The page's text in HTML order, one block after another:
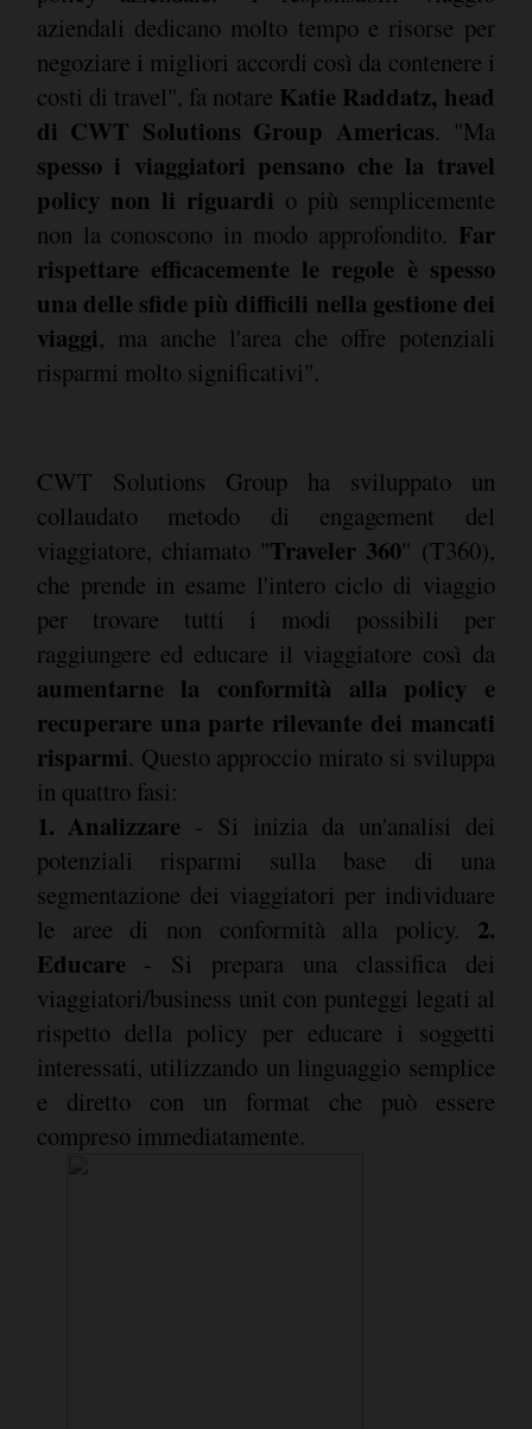
aziendali dedicano molto tempo e risorse per
negoziare i migliori accordi così da contenere i
costi di travel", fa notare Katie Raddatz, head
di CWT Solutions Group Americas. "Ma
spesso i viaggiatori pensano che la travel
policy non li riguardi o più semplicemente
non la conoscono in modo approfondito. Far
rispettare efficacemente le regole è spesso
una delle sfide più difficili nella gestione dei
viaggi, ma anche l'area che offre potenziali
risparmi molto significativi".
CWT Solutions Group ha sviluppato un
collaudato metodo di engagement del
viaggiatore, chiamato "Traveler 360" (T360),
che prende in esame l'intero ciclo di viaggio
per trovare tutti i modi possibili per
raggiungere ed educare il viaggiatore così da
aumentarne la conformità alla policy e
recuperare una parte rilevante dei mancati
risparmi. Questo approccio mirato si sviluppa
in quattro fasi:
1. Analizzare - Si inizia da un'analisi dei
potenziali risparmi sulla base di una
segmentazione dei viaggiatori per individuare
le aree di non conformità alla policy. 2.
Educare - Si prepara una classifica dei
viaggiatori/business unit con punteggi legati al
rispetto della policy per educare i soggetti
interessati, utilizzando un linguaggio semplice
e diretto con un format che può essere
compreso immediatamente.